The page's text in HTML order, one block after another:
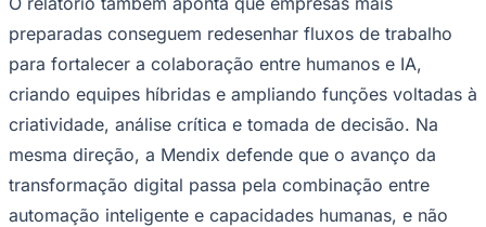
Champions League
Premier League
La Liga
Mundial 2026
Times - Ir direto
preparadas conseguem redesenhar fluxos de trabalho
para fortalecer a colaboração entre humanos e IA,
criando equipes híbridas e ampliando funções voltadas à
criatividade, análise crítica e tomada de decisão. Na
mesma direção, a Mendix defende que o avanço da
transformação digital passa pela combinação entre
automação inteligente e capacidades humanas, e não